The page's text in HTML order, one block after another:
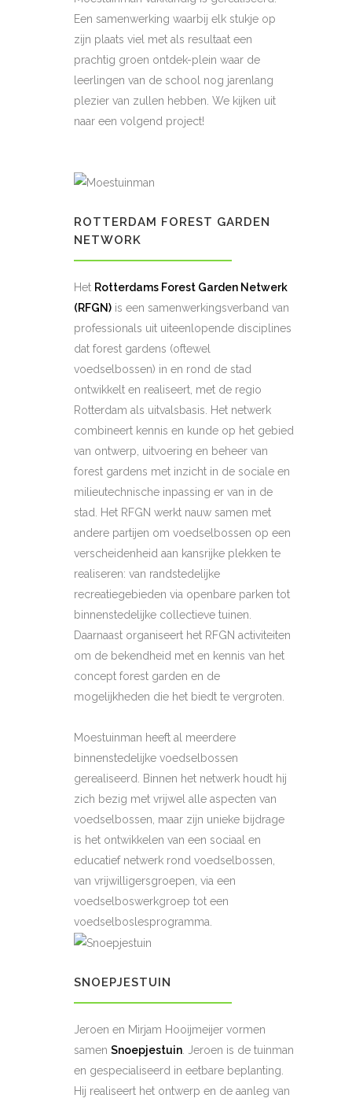
Een samenwerking waarbij elk stukje op
zijn plaats viel met als resultaat een
prachtig groen ontdek-plein waar de
leerlingen van de school nog jarenlang
plezier van zullen hebben. We kijken uit
naar een volgend project!
ROTTERDAM FOREST GARDEN
NETWORK
Het Rotterdams Forest Garden Netwerk
(RFGN) is een samenwerkingsverband van
professionals uit uiteenlopende disciplines
dat forest gardens (oftewel
voedselbossen) in en rond de stad
ontwikkelt en realiseert, met de regio
Rotterdam als uitvalsbasis. Het netwerk
combineert kennis en kunde op het gebied
van ontwerp, uitvoering en beheer van
forest gardens met inzicht in de sociale en
milieutechnische inpassing er van in de
stad. Het RFGN werkt nauw samen met
andere partijen om voedselbossen op een
verscheidenheid aan kansrijke plekken te
realiseren: van randstedelijke
recreatiegebieden via openbare parken tot
binnenstedelijke collectieve tuinen.
Daarnaast organiseert het RFGN activiteiten
om de bekendheid met en kennis van het
concept forest garden en de
mogelijkheden die het biedt te vergroten.
Moestuinman heeft al meerdere
binnenstedelijke voedselbossen
gerealiseerd. Binnen het netwerk houdt hij
zich bezig met vrijwel alle aspecten van
voedselbossen, maar zijn unieke bijdrage
is het ontwikkelen van een sociaal en
educatief netwerk rond voedselbossen,
van vrijwilligersgroepen, via een
voedselboswerkgroep tot een
voedselboslesprogramma.
SNOEPJESTUIN
Jeroen en Mirjam Hooijmeijer vormen
samen Snoepjestuin . Jeroen is de tuinman
en gespecialiseerd in eetbare beplanting.
Hij realiseert het ontwerp en de aanleg van